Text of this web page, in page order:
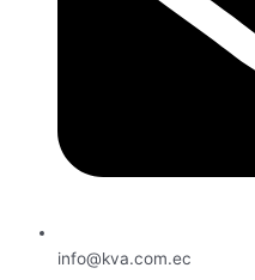
info@kva.com.ec